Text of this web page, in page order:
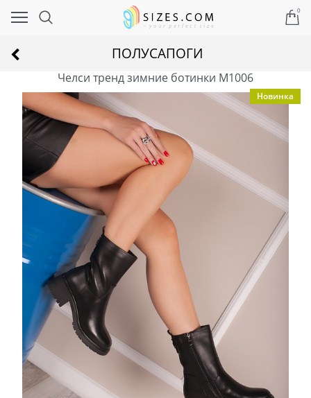
0
ПОЛУСАПОГИ
Челси тренд зимние ботинки M1006
Новинка